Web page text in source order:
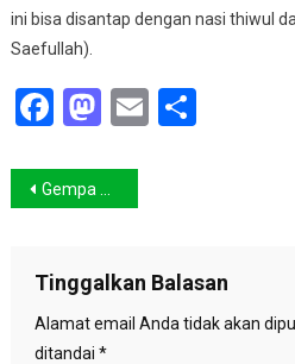
ini bisa disantap dengan nasi thiwul
Saefullah).
Facebook
Mastodon
EmailShare
Navigasi
Gempa Berpotensi Tsunami Kembali Guncang Jepang
Tinggalkan Balasan
Alamat email Anda tidak akan
ditandai *